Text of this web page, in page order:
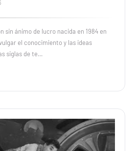
sin ánimo de lucro nacida en 1984 en
el conocimiento y las ideas
siglas de te…